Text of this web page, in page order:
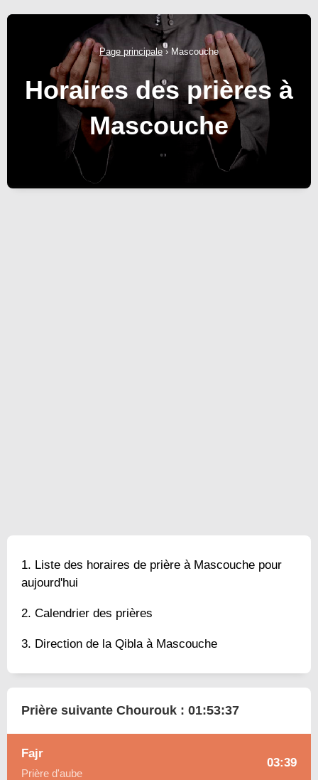
Page principale› Mascouche
Horaires des prières à
Mascouche
Liste des horaires de prière à Mascouche pour
aujourd'hui
Calendrier des prières
Direction de la Qibla à Mascouche
Prière suivante Chourouk : 01:53:36
Fajr
Prière d'aube
03:39